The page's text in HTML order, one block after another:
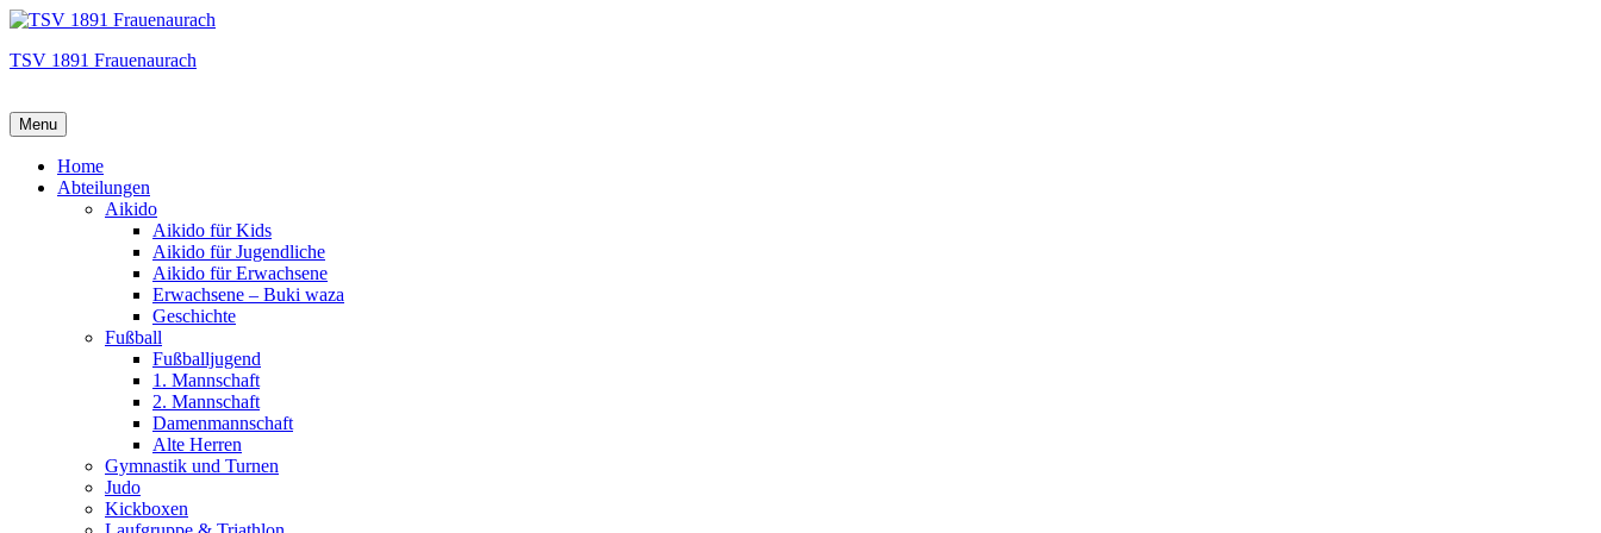
TSV 1891 Frauenaurach
Menu
Hauptmenü
Home
Abteilungen
Aikido
Aikido für Kids
Aikido für Jugendliche
Aikido für Erwachsene
Erwachsene – Buki waza
Geschichte
Fußball
Fußballjugend
1. Mannschaft
2. Mannschaft
Damenmannschaft
Alte Herren
Gymnastik und Turnen
Judo
Kickboxen